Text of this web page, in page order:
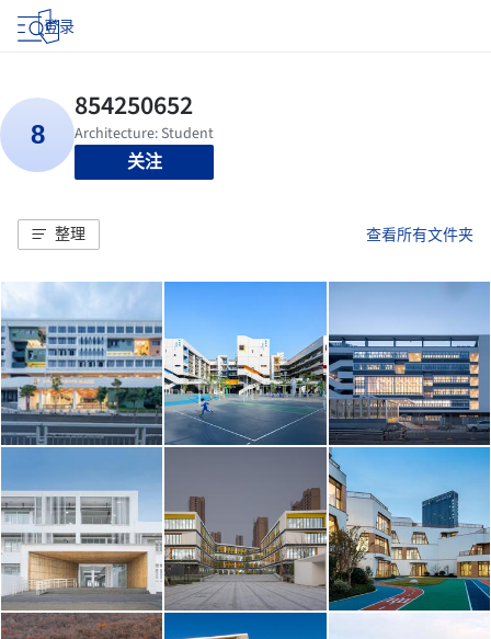
登录
关注
整理 查看所有文件夹